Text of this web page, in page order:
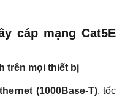
cáp mạng Cat5E
trên mọi thiết bị
(1000Base-T), tốc